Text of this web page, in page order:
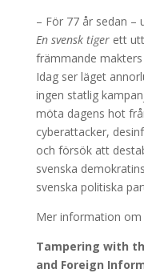
– För 77 år sedan –
En svensk tigerett
främmande
Idag ser läget
ingen statlig
möta dagens hot
cyberattacker,
och försök att
svenska
svenska politiska
Mer information om
Tampering with
and Foreign